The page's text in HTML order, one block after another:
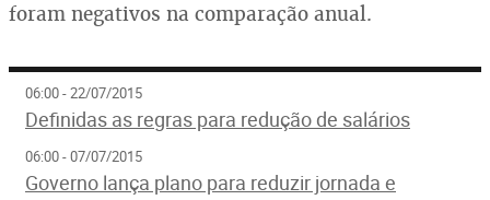
foram negativos na comparação anual.
06:00 - 22/07/2015
Definidas as regras para redução de salários
06:00 - 07/07/2015
Governo lança plano para reduzir jornada e